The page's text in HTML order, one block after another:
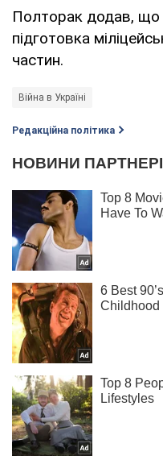
Полторак додав, що
підготовка
частин.
Війна в Україні
Редакційна політика